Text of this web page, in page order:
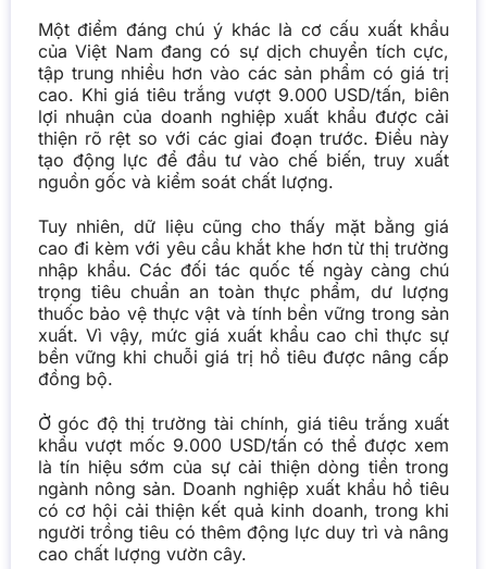
Một điểm đáng chú ý khác là cơ cấu xuất khẩu
của Việt Nam đang có sự dịch chuyển tích cực,
tập trung nhiều hơn vào các sản phẩm có giá trị
cao. Khi giá tiêu trắng vượt 9.000 USD/tấn, biên
lợi nhuận của doanh nghiệp xuất khẩu được cải
thiện rõ rệt so với các giai đoạn trước. Điều này
tạo động lực để đầu tư vào chế biến, truy xuất
nguồn gốc và kiểm soát chất lượng.
Tuy nhiên, dữ liệu cũng cho thấy mặt bằng giá
cao đi kèm với yêu cầu khắt khe hơn từ thị trường
nhập khẩu. Các đối tác quốc tế ngày càng chú
trọng tiêu chuẩn an toàn thực phẩm, dư lượng
thuốc bảo vệ thực vật và tính bền vững trong sản
xuất. Vì vậy, mức giá xuất khẩu cao chỉ thực sự
bền vững khi chuỗi giá trị hồ tiêu được nâng cấp
đồng bộ.
Ở góc độ thị trường tài chính, giá tiêu trắng xuất
khẩu vượt mốc 9.000 USD/tấn có thể được xem
là tín hiệu sớm của sự cải thiện dòng tiền trong
ngành nông sản. Doanh nghiệp xuất khẩu hồ tiêu
có cơ hội cải thiện kết quả kinh doanh, trong khi
người trồng tiêu có thêm động lực duy trì và nâng
cao chất lượng vườn cây.